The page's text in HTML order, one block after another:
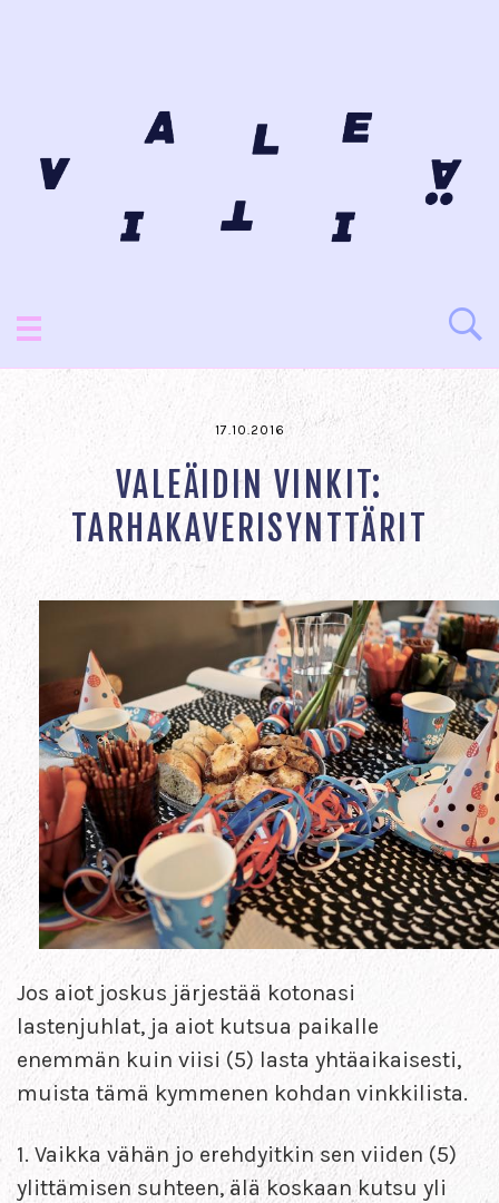
17.10.2016
VALEÄIDIN VINKIT:
TARHAKAVERISYNTTÄRIT
Jos aiot joskus järjestää kotonasi
lastenjuhlat, ja aiot kutsua paikalle
enemmän kuin viisi (5) lasta yhtäaikaisesti,
muista tämä kymmenen kohdan vinkkilista.
1. Vaikka vähän jo erehdyitkin sen viiden (5)
ylittämisen suhteen, älä koskaan kutsu yli